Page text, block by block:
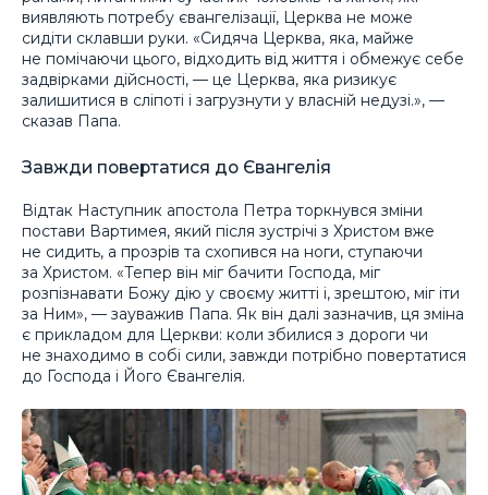
виявляють потребу євангелізації, Церква не може
сидіти склавши руки. «Сидяча Церква, яка, майже
не помічаючи цього, відходить від життя і обмежує себе
задвірками дійсності, — це Церква, яка ризикує
залишитися в сліпоті і загрузнути у власній недузі.», —
сказав Папа.
Завжди повертатися до Євангелія
Відтак Наступник апостола Петра торкнувся зміни
постави Вартимея, який після зустрічі з Христом вже
не сидить, а прозрів та схопився на ноги, ступаючи
за Христом. «Тепер він міг бачити Господа, міг
розпізнавати Божу дію у своєму житті і, зрештою, міг іти
за Ним», — зауважив Папа. Як він далі зазначив, ця зміна
є прикладом для Церкви: коли збилися з дороги чи
не знаходимо в собі сили, завжди потрібно повертатися
до Господа і Його Євангелія.